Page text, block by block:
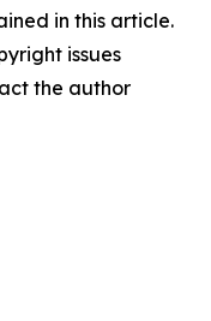
in this article.
issues
the author